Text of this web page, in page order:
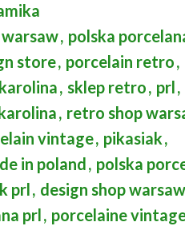
, polska
store, porcelain retro,
, sklep retro, prl,
, retro shop
vintage, pikasiak,
in poland, polska
prl, design shop warsaw
prl, porcelaine